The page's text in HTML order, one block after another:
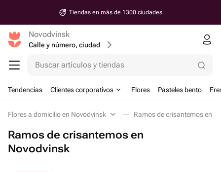
Tiendas en más de 1300 ciudades
Novodvinsk
Calle y número, ciudad
Buscar artículos y tiendas
Tendencias Clientes corporativos Flores Pasteles bento
Flores a domicilio en Novodvinsk Ramos de crisantemos en
Ramos de crisantemos en
Novodvinsk